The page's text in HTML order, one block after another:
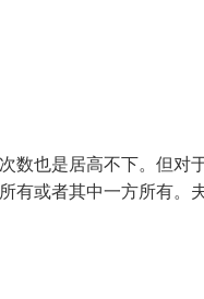
数也是居高不下。但对
有或者其中一方所有。